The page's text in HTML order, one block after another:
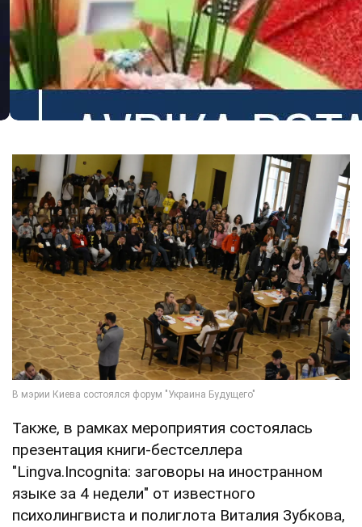
Также, в рамках мероприятия состоялась
презентация книги-бестселлера
"Lingva.Incognita: заговоры на иностранном
языке за 4 недели" от известного
психолингвиста и полиглота Виталия Зубкова,